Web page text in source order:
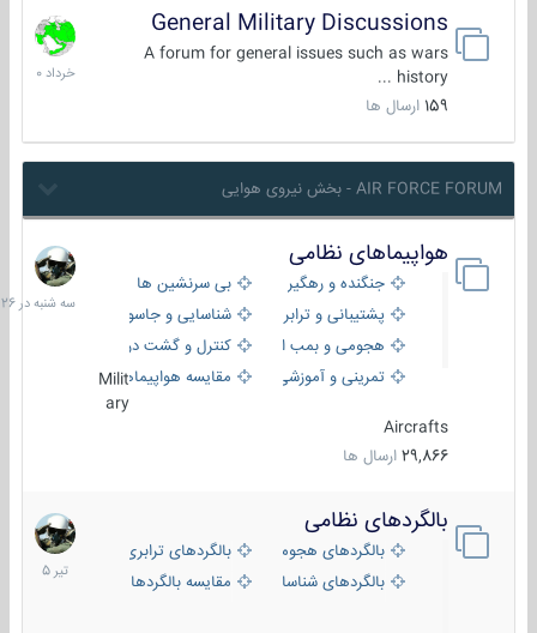
General Military Discussions
A forum for general issues such as wars
history ...
159 ارسال ها
10
خرداد
1400
AIR FORCE FORUM - بخش نیروی هوایی
هواپیماهای نظامی
جنگنده و رهگیر
بی سرنشین ها
پشتیبانی و ترابری
شناسایی و جاسوسی
هجومی و بمب افکن
کنترل و گشت دریایی
تمرینی و آموزشی
مقایسه هواپیماهاMilit
ary
Aircrafts
29,866 ارسال ها
سه
شنبه
در
بالگردهای نظامی
بالگردهای هجومی
بالگردهای ترابری
بالگردهای شناسایی
مقایسه بالگردها
22
تیر
1405